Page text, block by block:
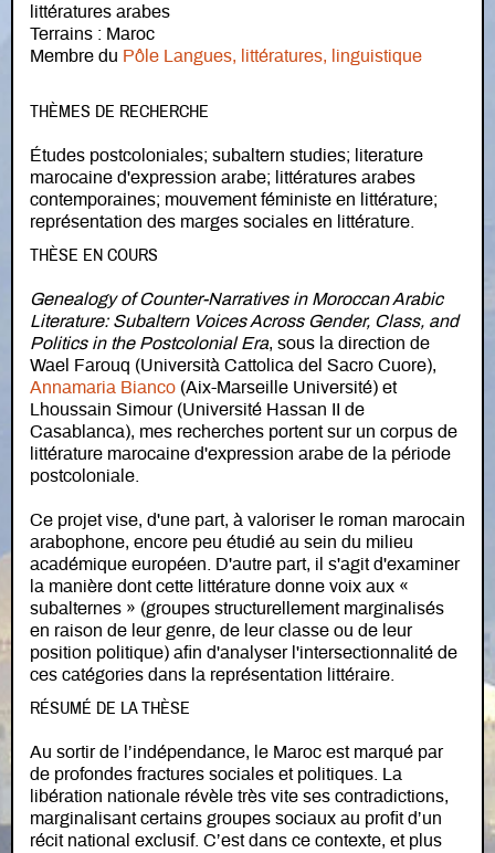
littératures arabes
Terrains : Maroc
Membre du Pôle Langues, littératures, linguistique
THÈMES DE RECHERCHE
Études postcoloniales; subaltern studies; literature
marocaine d'expression arabe; littératures arabes
contemporaines; mouvement féministe en littérature;
représentation des marges sociales en littérature.
THÈSE EN COURS
Genealogy of Counter-Narratives in Moroccan Arabic
Literature: Subaltern Voices Across Gender, Class, and
Politics in the Postcolonial Era, sous la direction de
Wael Farouq (Università Cattolica del Sacro Cuore),
Annamaria Bianco (Aix-Marseille Université) et
Lhoussain Simour (Université Hassan II de
Casablanca), mes recherches portent sur un corpus de
littérature marocaine d'expression arabe de la période
postcoloniale.
Ce projet vise, d'une part, à valoriser le roman marocain
arabophone, encore peu étudié au sein du milieu
académique européen. D'autre part, il s'agit d'examiner
la manière dont cette littérature donne voix aux «
subalternes » (groupes structurellement marginalisés
en raison de leur genre, de leur classe ou de leur
position politique) afin d'analyser l'intersectionnalité de
ces catégories dans la représentation littéraire.
RÉSUMÉ DE LA THÈSE
Au sortir de l’indépendance, le Maroc est marqué par
de profondes fractures sociales et politiques. La
libération nationale révèle très vite ses contradictions,
marginalisant certains groupes sociaux au profit d’un
récit national exclusif. C’est dans ce contexte, et plus